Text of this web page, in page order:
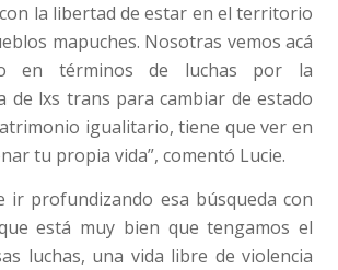
la libertad de estar en el territorio
mapuches. Nosotras vemos acá
en términos de luchas por la
de lxs trans para cambiar de estado
igualitario, tiene que ver en
tu propia vida”, comentó Lucie.
ir profundizando esa búsqueda con
está muy bien que tengamos el
luchas, una vida libre de violencia